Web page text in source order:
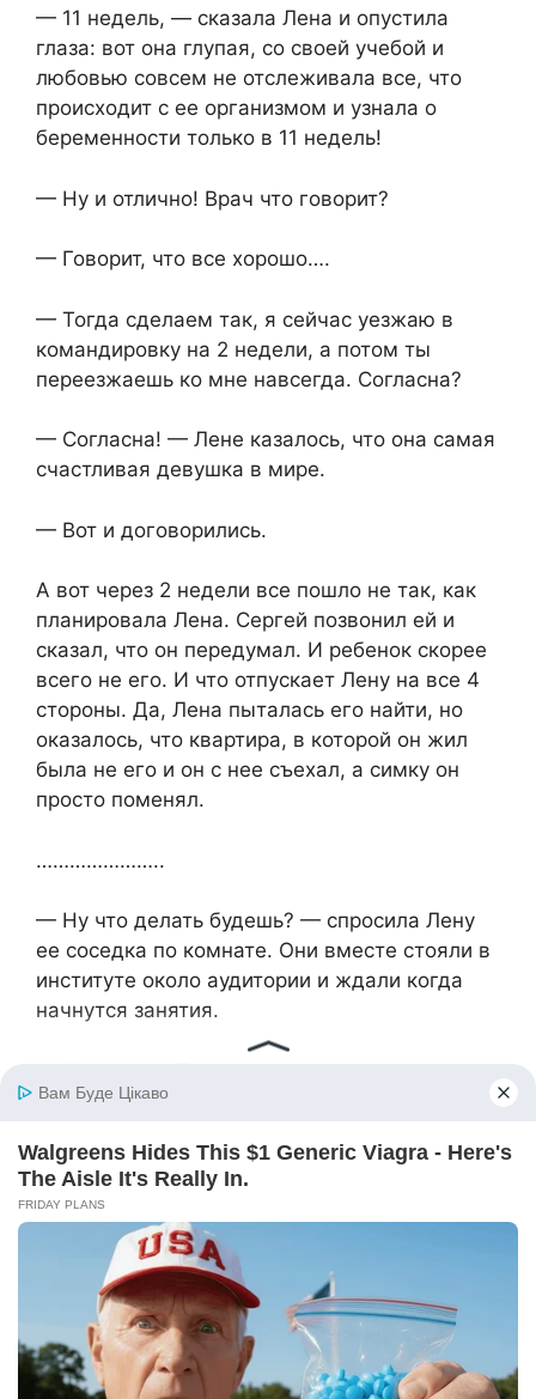
— 11 недель, — сказала Лена и опустила
глаза: вот она глупая, со своей учебой и
любовью совсем не отслеживала все, что
происходит с ее организмом и узнала о
беременности только в 11 недель!
— Ну и отлично! Врач что говорит?
— Говорит, что все хорошо….
— Тогда сделаем так, я сейчас уезжаю в
командировку на 2 недели, а потом ты
переезжаешь ко мне навсегда. Согласна?
— Согласна! — Лене казалось, что она самая
счастливая девушка в мире.
— Вот и договорились.
А вот через 2 недели все пошло не так, как
планировала Лена. Сергей позвонил ей и
сказал, что он передумал. И ребенок скорее
всего не его. И что отпускает Лену на все 4
стороны. Да, Лена пыталась его найти, но
оказалось, что квартира, в которой он жил
была не его и он с нее съехал, а симку он
просто поменял.
…………………..
— Ну что делать будешь? — спросила Лену
ее соседка по комнате. Они вместе стояли в
институте около аудитории и ждали когда
начнутся занятия.
Других вариантов у меня нет. Сегодня схожу
Лена пожала плечами.
— Но ведь есть другие варианты….., —
соседка многозначительно посмотрела на
— Нет, — Лена отрицательно промотала
головой. — Во-первых, сроки уже прошли, а